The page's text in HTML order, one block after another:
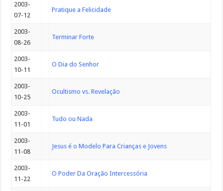
2003-
07-12
Pratique a Felicidade
2003-
08-26
Terminar Forte
2003-
10-11
O Dia do Senhor
2003-
10-25
Ocultismo vs. Revelação
2003-
11-01
Tudo ou Nada
2003-
11-08
Jesus é o Modelo Para Crianças e Jovens
2003-
11-22
O Poder Da Oração Intercessória